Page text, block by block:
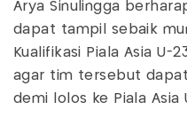
Arya Sinulingga
dapat tampil sebaik
Kualifikasi Piala Asia U-
agar tim tersebut
demi lolos ke Piala Asia